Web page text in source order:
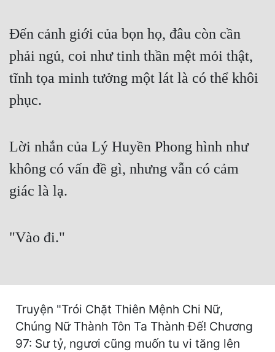
Dã Sử
Dị Giới
Gia Đấu
Góc Nhìn Nam
Góc Nhìn Nữ
Huyền Nghi
Hệ Thống
Học Đường
Đến cảnh giới của bọn họ, đâu còn cần
phải ngủ, coi như tinh thần mệt mỏi thật,
tĩnh tọa minh tưởng một lát là có thể khôi
phục.
Lời nhắn của Lý Huyền Phong hình như
không có vấn đề gì, nhưng vẫn có cảm
giác là lạ.
"Vào đi."
Truyện "Trói Chặt Thiên Mệnh Chi Nữ,
Chúng Nữ Thành Tôn Ta Thành Đế! Chương
97: Sư tỷ, ngươi cũng muốn tu vi tăng lên